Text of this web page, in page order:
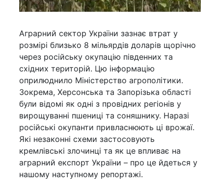
Аграрний сектор України зазнає втрат у
розмірі близько 8 мільярдів доларів щорічно
через російську окупацію південних та
східних територій. Цю інформацію
оприлюднило Міністерство агрополітики.
Зокрема, Херсонська та Запорізька області
були відомі як одні з провідних регіонів у
вирощуванні пшениці та соняшнику. Наразі
російські окупанти привласнюють ці врожаї.
Які незаконні схеми застосовують
кремлівські злочинці та як це впливає на
аграрний експорт України – про це йдеться у
нашому наступному репортажі.